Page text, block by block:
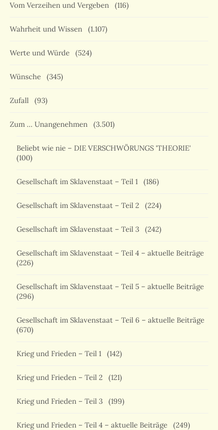
Vom Verzeihen und Vergeben (116)
Wahrheit und Wissen (1.107)
Werte und Würde (524)
Wünsche (345)
Zufall (93)
Zum … Unangenehmen (3.501)
Beliebt wie nie – DIE VERSCHWÖRUNGS 'THEORIE'
(100)
Gesellschaft im Sklavenstaat – Teil 1 (186)
Gesellschaft im Sklavenstaat – Teil 2 (224)
Gesellschaft im Sklavenstaat – Teil 3 (242)
Gesellschaft im Sklavenstaat – Teil 4 – aktuelle Beiträge
(226)
Gesellschaft im Sklavenstaat – Teil 5 – aktuelle Beiträge
(296)
Gesellschaft im Sklavenstaat – Teil 6 – aktuelle Beiträge
(670)
Krieg und Frieden – Teil 1 (142)
Krieg und Frieden – Teil 2 (121)
Krieg und Frieden – Teil 3 (199)
Krieg und Frieden – Teil 4 – aktuelle Beiträge (249)